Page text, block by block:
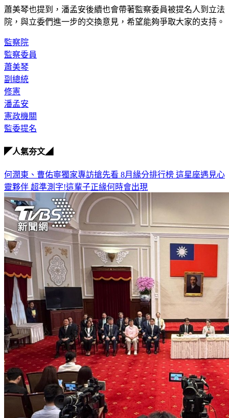
蕭美琴也提到，潘孟安後續也會帶著監察委員被提名人到立法
院，與立委們進一步的交換意見，希望能夠爭取大家的支持。
監察院
監察委員
蕭美琴
副總統
修憲
潘孟安
憲政機關
監委提名
◤人氣夯文◢
何潤東、曹佑寧獨家專訪搶先看 8月緣分排行榜 這星座遇見心
靈夥伴 超準測字!這輩子正緣何時會出現